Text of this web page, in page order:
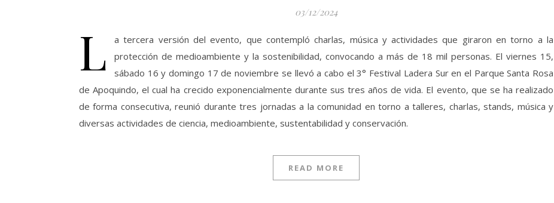
03/12/2024
L
a tercera versión del evento, que contempló charlas, música y actividades que giraron en torno a la
protección de medioambiente y la sostenibilidad, convocando a más de 18 mil personas. El viernes 15,
sábado 16 y domingo 17 de noviembre se llevó a cabo el 3° Festival Ladera Sur en el Parque Santa Rosa
de Apoquindo, el cual ha crecido exponencialmente durante sus tres años de vida. El evento, que se ha realizado
de forma consecutiva, reunió durante tres jornadas a la comunidad en torno a talleres, charlas, stands, música y
diversas actividades de ciencia, medioambiente, sustentabilidad y conservación.
READ MORE